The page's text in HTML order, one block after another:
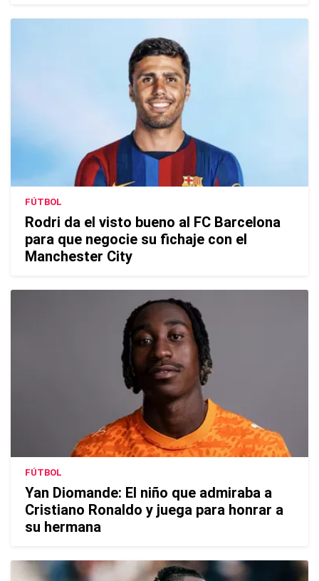
FÚTBOL
Rodri da el visto bueno al FC Barcelona
para que negocie su fichaje con el
Manchester City
FÚTBOL
Yan Diomande: El niño que admiraba a
Cristiano Ronaldo y juega para honrar a
su hermana